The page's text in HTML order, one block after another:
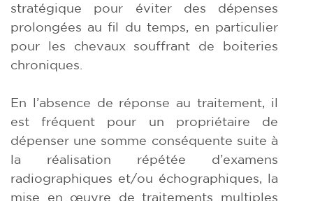
stratégique pour éviter des dépenses
prolongées au fil du temps, en particulier
pour les chevaux souffrant de boiteries
chroniques.
En l’absence de réponse au traitement, il
est fréquent pour un propriétaire de
dépenser une somme conséquente suite à
la réalisation répétée d’examens
radiographiques et/ou échographiques, la
mise en œuvre de traitements multiples